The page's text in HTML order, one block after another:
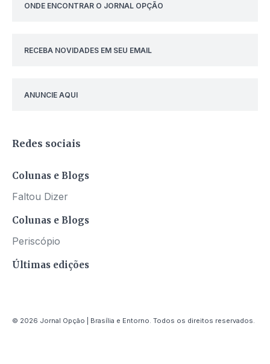
ONDE ENCONTRAR O JORNAL OPÇÃO
RECEBA NOVIDADES EM SEU EMAIL
ANUNCIE AQUI
Redes sociais
Colunas e Blogs
Faltou Dizer
Colunas e Blogs
Periscópio
Últimas edições
© 2026 Jornal Opção | Brasília e Entorno. Todos os direitos reservados.